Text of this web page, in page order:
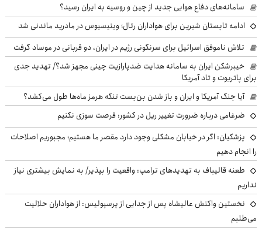
سامانه‌های دفاع هوایی جدید از چین و روسیه به ایران رسید؟
ادامه تابستان شیرین برای هواداران رئال؛ وینیسیوس در مادرید ماندنی شد
تلاش ناموفق اسرائیل برای سرنگونی رژیم در ایران، دو قربانی در موساد گرفت
خیبرشکن ایران به سامانه هدایت ضدپارازیت چینی مجهز شد؟/ تهدید جدی
برای پاتریوت و تاد آمریکا
آیا جنگ آمریکا و ایران و باز شدن بن‌بست تنگه هرمز ماه‌ها طول می‌کشد؟
ضرغامی درباره ضرورت تغییر ریل در کشور: فرصت سوزی نکنیم
پزشکیان: اگر در خیابان مشکلی وجود دارد مقصر ما هستیم؛ مجبوریم اصلاحات
را انجام دهیم
طعنه قالیباف به تهدیدهای ترامپ: واقعیت را بپذیر/ به نمایش بیشتری نیاز
نداریم
نخستین واکنش عالیشاه پس از جدایی از پرسپولیس: از هواداران حلالیت
می‌طلبم